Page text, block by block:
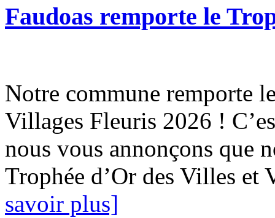
Faudoas remporte le
Notre commune remporte
Villages Fleuris 2026 !
nous vous annonçons que
Trophée d’Or des Villes
savoir plus]